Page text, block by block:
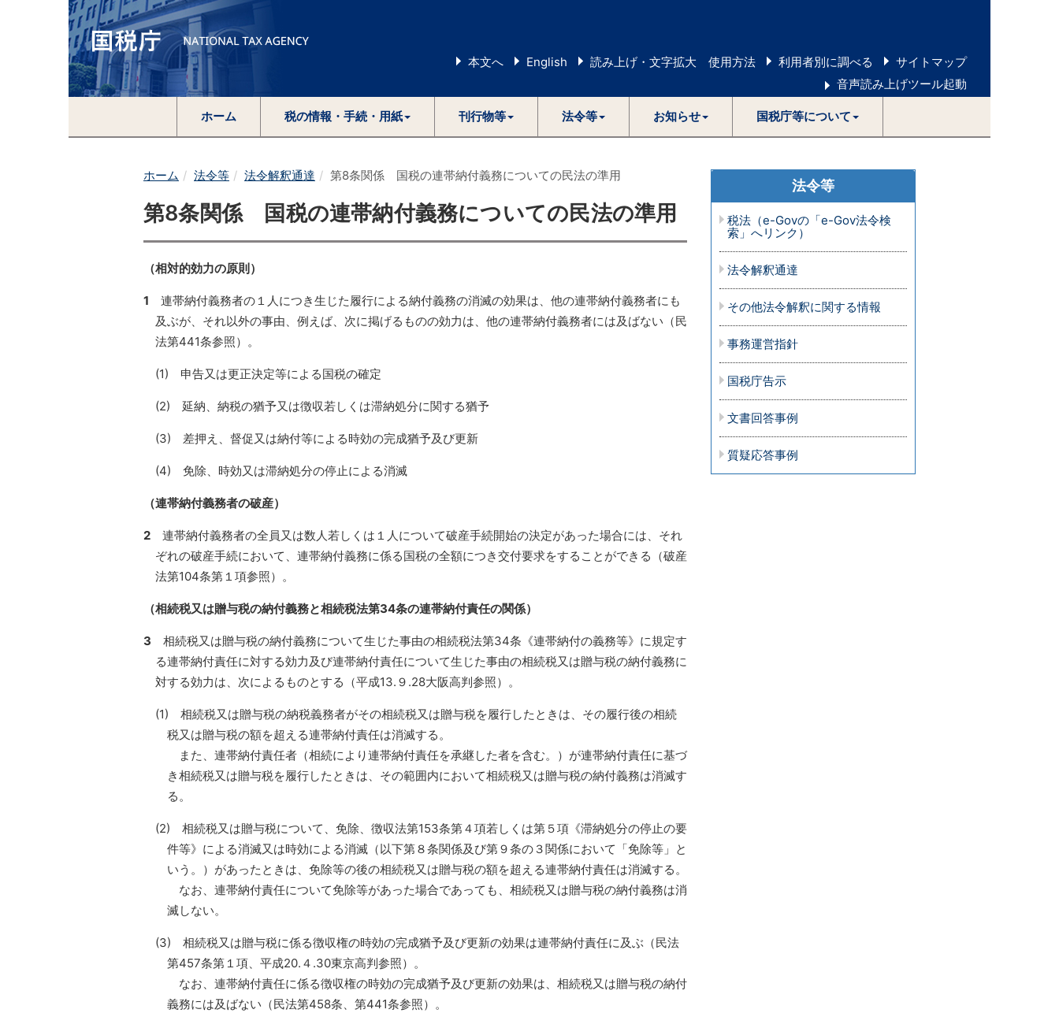
本文へ English 読み上げ・文字拡大 使用方法 利用者別に調べる
サイトマップ
音声読み上げツール起動
ホーム 税の情報・手続・用紙 刊行物等 法令等 お知らせ 国税庁等について
ホーム 法令等 法令解釈通達 第8条関係 国税の連帯納付義務についての民法の準用
第8条関係 国税の連帯納付義務についての民法の準用
（相対的効力の原則）
1 連帯納付義務者の１人につき生じた履行による納付義務の消滅の効果は、他の連帯納付義務者にも
及ぶが、それ以外の事由、例えば、次に掲げるものの効力は、他の連帯納付義務者には及ばない（民
法第441条参照）。
(1) 申告又は更正決定等による国税の確定
(2) 延納、納税の猶予又は徴収若しくは滞納処分に関する猶予
(3) 差押え、督促又は納付等による時効の完成猶予及び更新
(4) 免除、時効又は滞納処分の停止による消滅
（連帯納付義務者の破産）
2 連帯納付義務者の全員又は数人若しくは１人について破産手続開始の決定があった場合には、それ
ぞれの破産手続において、連帯納付義務に係る国税の全額につき交付要求をすることができる（破産
法第104条第１項参照）。
（相続税又は贈与税の納付義務と相続税法第34条の連帯納付責任の関係）
3 相続税又は贈与税の納付義務について生じた事由の相続税法第34条《連帯納付の義務等》に規定す
る連帯納付責任に対する効力及び連帯納付責任について生じた事由の相続税又は贈与税の納付義務に
対する効力は、次によるものとする（平成13.９.28大阪高判参照）。
(1) 相続税又は贈与税の納税義務者がその相続税又は贈与税を履行したときは、その履行後の相続
税又は贈与税の額を超える連帯納付責任は消滅する。
また、連帯納付責任者（相続により連帯納付責任を承継した者を含む。）が連帯納付責任に基づ
き相続税又は贈与税を履行したときは、その範囲内において相続税又は贈与税の納付義務は消滅す
る。
(2) 相続税又は贈与税について、免除、徴収法第153条第４項若しくは第５項《滞納処分の停止の要
件等》による消滅又は時効による消滅（以下第８条関係及び第９条の３関係において「免除等」と
いう。）があったときは、免除等の後の相続税又は贈与税の額を超える連帯納付責任は消滅する。
なお、連帯納付責任について免除等があった場合であっても、相続税又は贈与税の納付義務は消
滅しない。
(3) 相続税又は贈与税に係る徴収権の時効の完成猶予及び更新の効果は連帯納付責任に及ぶ（民法
第457条第１項、平成20.４.30東京高判参照）。
なお、連帯納付責任に係る徴収権の時効の完成猶予及び更新の効果は、相続税又は贈与税の納付
義務には及ばない（民法第458条、第441条参照）。
法令等
税法（e-Govの「e-Gov法令検
索」へリンク）
法令解釈通達
その他法令解釈に関する情報
事務運営指針
国税庁告示
文書回答事例
質疑応答事例